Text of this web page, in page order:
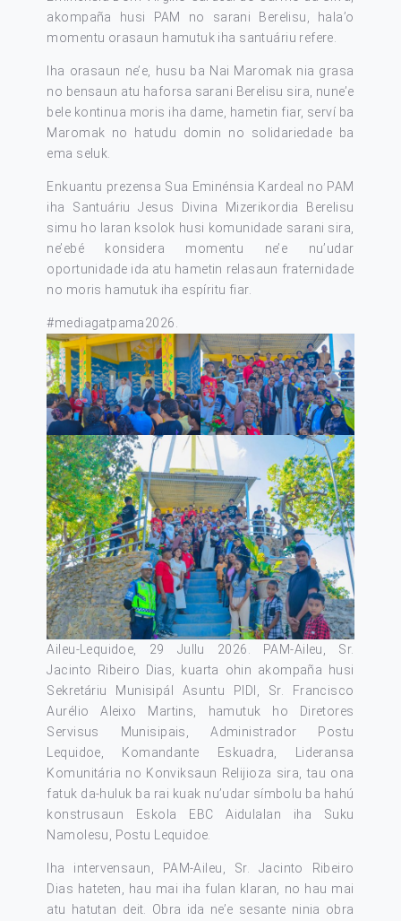
akompaña husi PAM no sarani Berelisu, hala’o
momentu orasaun hamutuk iha santuáriu refere.
Iha orasaun ne’e, husu ba Nai Maromak nia grasa
no bensaun atu haforsa sarani Berelisu sira, nune’e
bele kontinua moris iha dame, hametin fiar, serví ba
Maromak no hatudu domin no solidariedade ba
ema seluk.
Enkuantu prezensa Sua Eminénsia Kardeal no PAM
iha Santuáriu Jesus Divina Mizerikordia Berelisu
simu ho laran ksolok husi komunidade sarani sira,
ne’ebé konsidera momentu ne’e nu’udar
oportunidade ida atu hametin relasaun fraternidade
no moris hamutuk iha espíritu fiar.
#mediagatpama2026
Aileu-Lequidoe, 29 Jullu 2026. PAM-Aileu, Sr.
Jacinto Ribeiro Dias, kuarta ohin akompaña husi
Sekretáriu Munisipál Asuntu PIDI, Sr. Francisco
Aurélio Aleixo Martins, hamutuk ho Diretores
Servisus Munisipais, Administrador Postu
Lequidoe, Komandante Eskuadra, Lideransa
Komunitária no Konviksaun Relijioza sira, tau ona
fatuk da-huluk ba rai kuak nu’udar símbolu ba hahú
konstrusaun Eskola EBC Aidulalan iha Suku
Namolesu, Postu Lequidoe.
Iha intervensaun, PAM-Aileu, Sr. Jacinto Ribeiro
Dias hateten, hau mai iha fulan klaran, no hau mai
atu hatutan deit. Obra ida ne’e sesante ninia obra